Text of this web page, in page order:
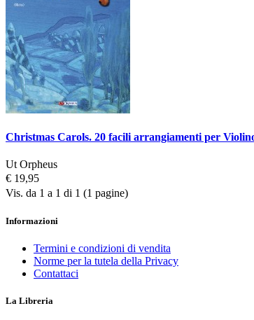
Christmas Carols. 20 facili arrangiamenti per
Ut Orpheus
€ 19,95
Vis. da 1 a 1 di 1 (1 pagine)
Informazioni
Termini e condizioni di vendita
Norme per la tutela della Privacy
Contattaci
La Libreria